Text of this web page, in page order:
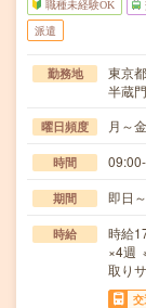
職種未経験OK
派遣
勤務地
東京
半蔵
曜日頻度 月～
時間
期間 即日
時給
時給
×4週
取り